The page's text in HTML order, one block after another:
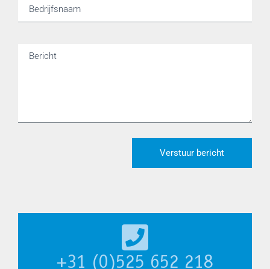
Bedrijfsnaam
Bericht
Verstuur bericht
+31 (0)525 652 218